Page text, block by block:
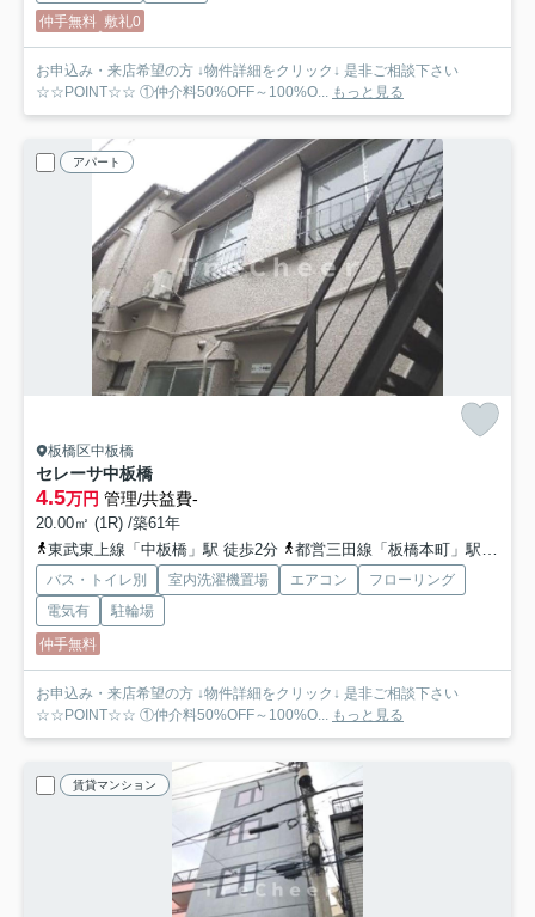
仲手無料 敷礼0
お申込み・来店希望の方 ↓物件詳細をクリック↓ 是非ご相談下さい
☆☆POINT☆☆ ①仲介料50%OFF～100%O...
もっと見る
アパート
板橋区中板橋
セレーサ中板橋
4.5万円 管理/共益費-
20.00㎡ (1R) /築61年
東武東上線「中板橋」駅 徒歩2分
都営三田線「板橋本町」駅 徒歩16分
バス・トイレ別 室内洗濯機置場 エアコン
フローリング
電気有
駐輪場
仲手無料
お申込み・来店希望の方 ↓物件詳細をクリック↓ 是非ご相談下さい
☆☆POINT☆☆ ①仲介料50%OFF～100%O...
もっと見る
賃貸マンション